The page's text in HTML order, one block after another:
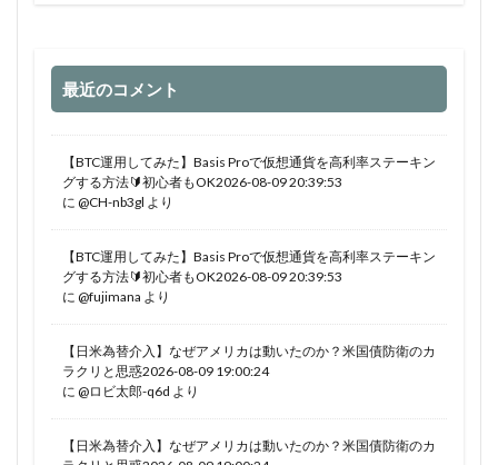
最近のコメント
【BTC運用してみた】Basis Proで仮想通貨を高利率ステーキン
グする方法🔰初心者もOK2026-08-09 20:39:53
に @CH-nb3gl より
【BTC運用してみた】Basis Proで仮想通貨を高利率ステーキン
グする方法🔰初心者もOK2026-08-09 20:39:53
に @fujimana より
【日米為替介入】なぜアメリカは動いたのか？米国債防衛のカ
ラクリと思惑2026-08-09 19:00:24
に @ロビ太郎-q6d より
【日米為替介入】なぜアメリカは動いたのか？米国債防衛のカ